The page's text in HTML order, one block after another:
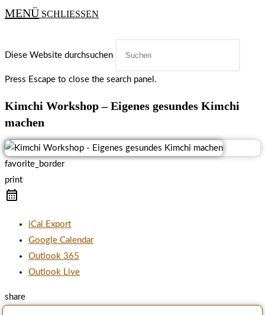
MENÜ SCHLIESSEN
Diese Website durchsuchen
Press Escape to close the search panel.
Kimchi Workshop – Eigenes gesundes Kimchi
machen
favorite_border
print
iCal Export
Google Calendar
Outlook 365
Outlook Live
share